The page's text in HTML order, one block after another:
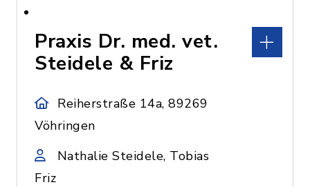
Praxis Dr. med. vet.
Steidele & Friz
Reiherstraße 14a, 89269
Vöhringen
Nathalie Steidele, Tobias
Friz